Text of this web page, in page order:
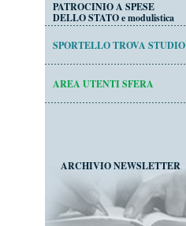
PATROCINIO A SPESE
DELLO STATO e modulistica
SPORTELLO TROVA STUDIO
AREA UTENTI SFERA
ARCHIVIO NEWSLETTER